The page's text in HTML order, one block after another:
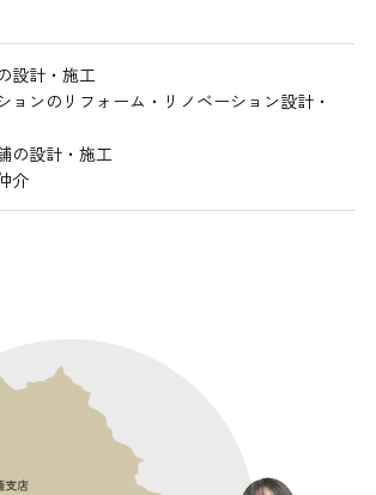
設計・施工
ョンのリフォーム・リノベーション設計・
の設計・施工
介